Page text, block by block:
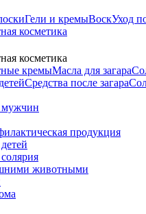
Гели и кремыВоскУход
косметика
косметика
кремыМасла для загара
Средства после загара
мужчин
продукция
животными